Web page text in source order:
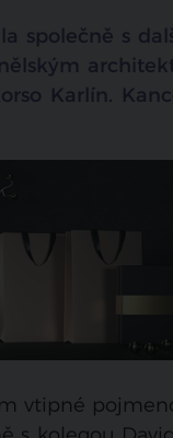
společně s
Karlín.
vtipné